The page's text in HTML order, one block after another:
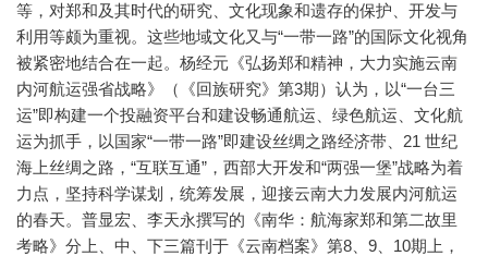
等，对郑和及其时代的研究、文化现象和遗存的保护、开发与
利用等颇为重视。这些地域文化又与“一带一路”的国际文化视角
被紧密地结合在一起。杨经元《弘扬郑和精神，大力实施云南
内河航运强省战略》（《回族研究》第3期）认为，以“一台三
运”即构建一个投融资平台和建设畅通航运、绿色航运、文化航
运为抓手，以国家“一带一路”即建设丝绸之路经济带、21 世纪
海上丝绸之路，“互联互通”，西部大开发和“两强一堡”战略为着
力点，坚持科学谋划，统筹发展，迎接云南大力发展内河航运
的春天。普显宏、李天永撰写的《南华：航海家郑和第二故里
考略》分上、中、下三篇刊于《云南档案》第8、9、10期上，